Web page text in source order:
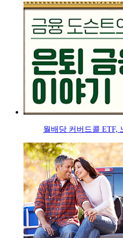
월배당 커버드콜 ETF,